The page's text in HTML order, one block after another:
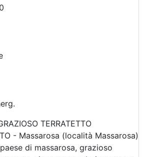
TERRATETTO
- Massarosa (località Massarosa)
di massarosa, grazioso